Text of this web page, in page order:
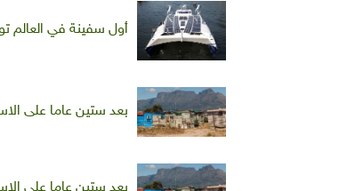
أول سفينة في العالم
بعد ستين عاما على